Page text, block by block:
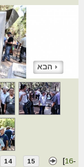
הבא
14 15 [16-